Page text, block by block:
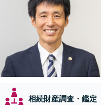
相続財産調査・鑑定